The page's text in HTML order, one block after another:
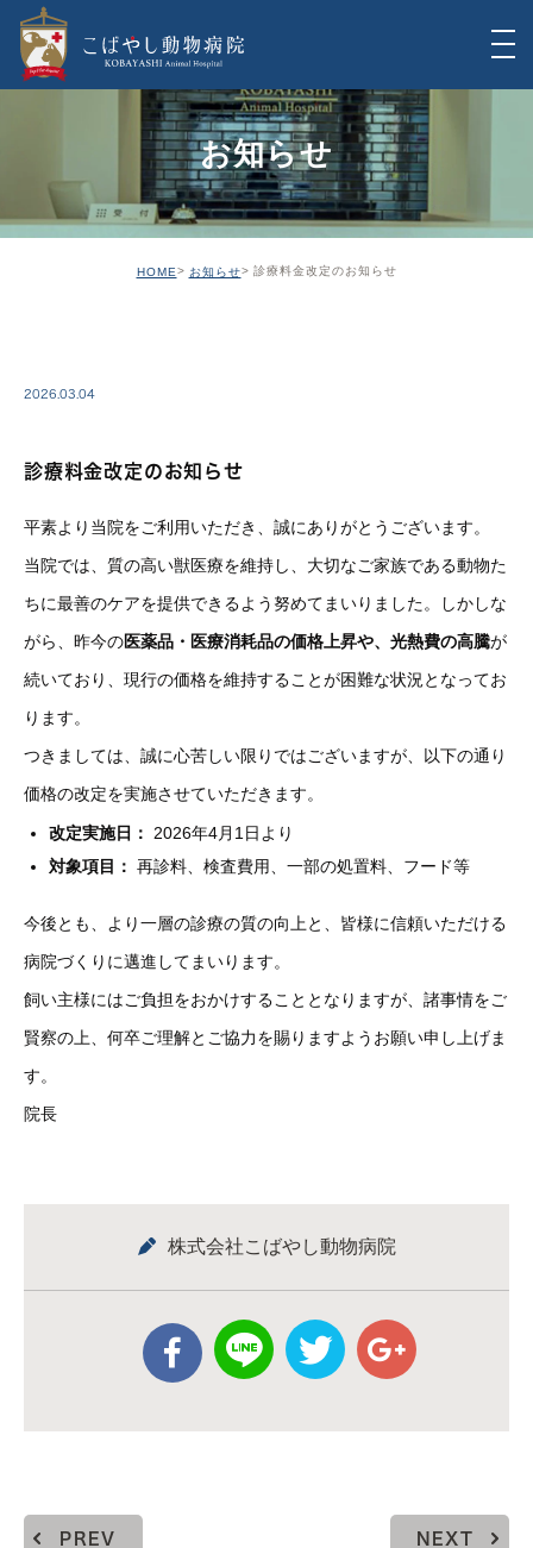
お知らせ
HOME お知らせ 診療料金改定のお知らせ
2026.03.04
診療料金改定のお知らせ
平素より当院をご利用いただき、誠にありがとうございます。
当院では、質の高い獣医療を維持し、大切なご家族である動物た
ちに最善のケアを提供できるよう努めてまいりました。しかしな
がら、昨今の医薬品・医療消耗品の価格上昇や、光熱費の高騰が
続いており、現行の価格を維持することが困難な状況となってお
ります。
つきましては、誠に心苦しい限りではございますが、以下の通り
価格の改定を実施させていただきます。
改定実施日：
2026年4月1日より
対象項目： 再診料、検査費用、一部の処置料、フード等
今後とも、より一層の診療の質の向上と、皆様に信頼いただける
病院づくりに邁進してまいります。
飼い主様にはご負担をおかけすることとなりますが、諸事情をご
賢察の上、何卒ご理解とご協力を賜りますようお願い申し上げま
す。
院長
株式会社こばやし動物病院
PREV NEXT